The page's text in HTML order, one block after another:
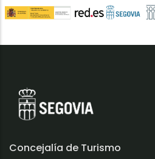
Concejalía de Turismo